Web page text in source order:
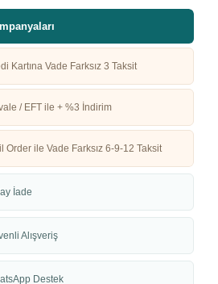
Kartına Vade Farksız 3 Taksit
/ EFT ile + %3 İndirim
Order ile Vade Farksız 6-9-12 Taksit
İade
Alışveriş
Destek